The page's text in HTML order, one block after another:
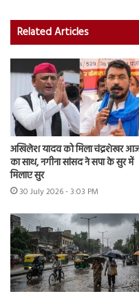
Related Articles
अखिलेश यादव को मिला चंद्रशेखर
का साथ, नगीना सांसद ने सपा के सुर में
मिलाए सुर
30 July 2026 - 3:03 PM